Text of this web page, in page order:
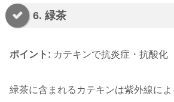
6. 緑茶
ポイント: カテキンで抗炎症・抗酸化
緑茶に含まれるカテキンは紫外線に